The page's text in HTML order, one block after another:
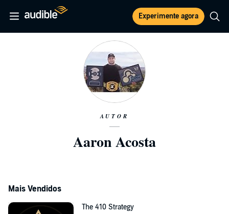
Experimente agora
AUTOR
Aaron Acosta
Mais Vendidos
The 410 Strategy